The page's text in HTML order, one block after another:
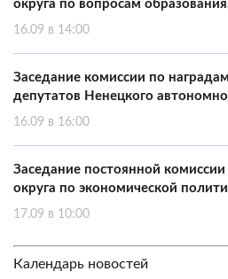
округа по вопросам
16.09 в 14:00
Заседание комиссии по
депутатов Ненецкого
16.09 в 16:00
Заседание постоянной
округа по экономической
17.09 в 10:00
Календарь новостей